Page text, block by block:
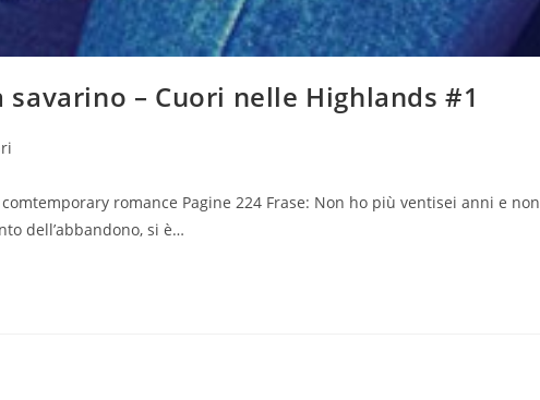
– Cuori nelle Highlands #1
romance Pagine 224 Frase: Non ho più ventisei anni e non
dell’abbandono, si è…